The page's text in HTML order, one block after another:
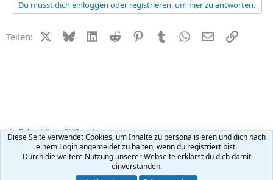
Du musst dich einloggen oder registrieren, um hier zu antworten.
Teilen: X (Twitter)
BlueskyLinkedIn
Reddit PinterestTumblr WhatsApp
E-MailLink
Baby stillen + Stillberatung
Kontakt Nutzungsbedingungen Datenschutz Hilfe
R
®
Diese Seite verwendet Cookies, um Inhalte zu personalisieren und dich nach
einem Login angemeldet zu halten, wenn du registriert bist.
Durch die weitere Nutzung unserer Webseite erklärst du dich damit
einverstanden.